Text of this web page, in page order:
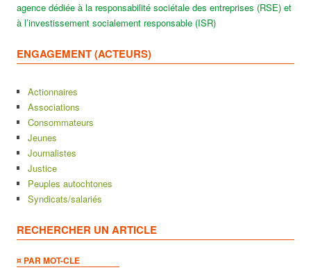
agence dédiée à la responsabilité sociétale des entreprises (RSE) et
à l’investissement socialement responsable (ISR)
ENGAGEMENT (ACTEURS)
Actionnaires
Associations
Consommateurs
Jeunes
Journalistes
Justice
Peuples autochtones
Syndicats/salariés
RECHERCHER UN ARTICLE
¤ PAR MOT-CLE